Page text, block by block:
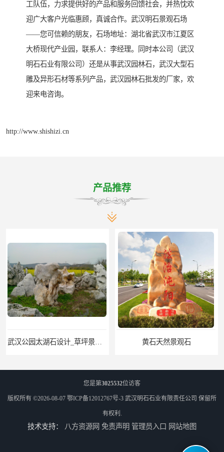
工队伍，力求提供好的产品和服务回馈社会，并热忱欢
迎广大客户光临惠顾，真诚合作。武汉明石景观石场
——您可信赖的朋友，石场地址：湖北省武汉市江夏区
大桥现代产业园，联系人：李经理。同时本公司（武汉
明石石业有限公司）还是从事武汉园林石，武汉大型石
雕及异形石材等系列产品，武汉园林石批发的厂家，欢
迎来电咨询。
http://www.shishizi.cn
产品推荐
武汉公园太湖石设计_草坪景观石 黄石天然景观石
您是第3025532位访客
版权所有 ©2026-08-07 鄂ICP备12012767号-3 武汉明石石业有限责任公司 保留所
有权利.
技术支持： 八方资源网 免责声明 管理员入口 网站地图